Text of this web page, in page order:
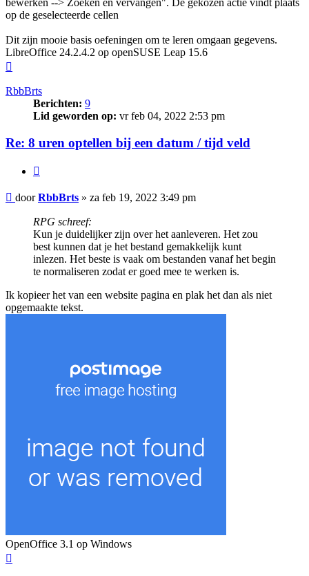
op de geselecteerde cellen
Dit zijn mooie basis oefeningen om te leren omgaan gegevens.
LibreOffice 24.2.4.2 op openSUSE Leap 15.6
RbbBrts
Berichten: 9
Lid geworden op: vr feb 04, 2022 2:53 pm
Re: 8 uren optellen bij een datum / tijd veld
Bericht
doorRbbBrts » za feb 19, 2022 3:49 pm
RPG schreef:
Kun je duidelijker zijn over het aanleveren. Het zou
best kunnen dat je het bestand gemakkelijk kunt
inlezen. Het beste is vaak om bestanden vanaf het begin
te normaliseren zodat er goed mee te werken is.
Ik kopieer het van een website pagina en plak het dan als niet
opgemaakte tekst.
OpenOffice 3.1 op Windows